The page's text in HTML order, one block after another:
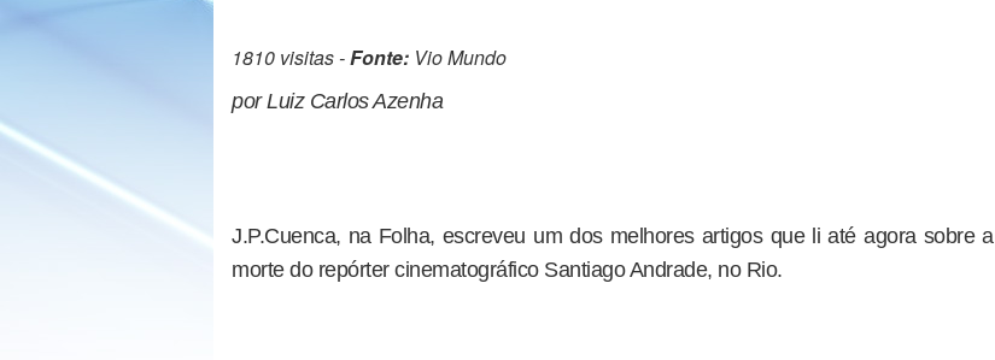
1810 visitas -Fonte: Vio Mundo
por Luiz Carlos Azenha
J.P.Cuenca, na Folha, escreveu um dos melhores artigos que li até agora sobre a
morte do repórter cinematográfico Santiago Andrade, no Rio.